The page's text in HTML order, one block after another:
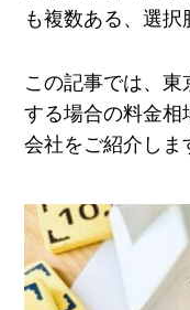
も複数ある、選択
この記事では、東
する場合の料金相
会社をご紹介しま